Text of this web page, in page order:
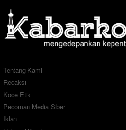
Tentang Kami
Redaksi
Kode Etik
Pedoman Media Siber
Iklan